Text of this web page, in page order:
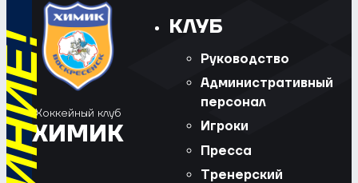
Хоккейный клуб
ХИМИК
КЛУБ
Руководство
Административный
персонал
Игроки
Пресса
Тренерский